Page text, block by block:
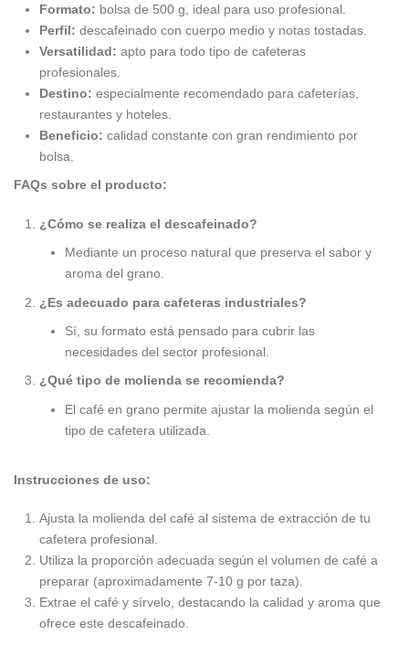
Formato: bolsa de 500 g, ideal para uso profesional.
Perfil: descafeinado con cuerpo medio y notas tostadas.
Versatilidad: apto para todo tipo de cafeteras
profesionales.
Destino: especialmente recomendado para cafeterías,
restaurantes y hoteles.
Beneficio: calidad constante con gran rendimiento por
bolsa.
FAQs sobre el producto:
¿Cómo se realiza el descafeinado?
Mediante un proceso natural que preserva el sabor y
aroma del grano.
¿Es adecuado para cafeteras industriales?
Sí, su formato está pensado para cubrir las
necesidades del sector profesional.
¿Qué tipo de molienda se recomienda?
El café en grano permite ajustar la molienda según el
tipo de cafetera utilizada.
Instrucciones de uso:
Ajusta la molienda del café al sistema de extracción de tu
cafetera profesional.
Utiliza la proporción adecuada según el volumen de café a
preparar (aproximadamente 7-10 g por taza).
Extrae el café y sírvelo, destacando la calidad y aroma que
ofrece este descafeinado.